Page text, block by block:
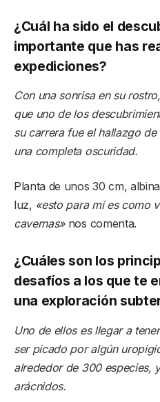
¿Cuál ha sido el
importante que has
expediciones?
Con una sonrisa en su
que uno de los
su carrera fue el hallazgo
una completa oscuridad.
Planta de unos 30 cm,
luz, «esto para mí es como
cavernas»nos comenta.
¿Cuáles son los
desafíos a los que te
una exploración
Uno de ellos es llegar a
ser picado por algún
alrededor de 300 especies,
arácnidos.